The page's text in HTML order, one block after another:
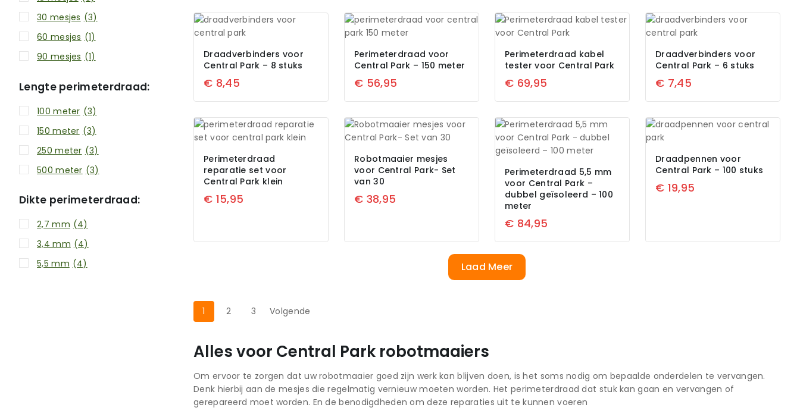
Draadverbinders voor
Central Park – 8 stuks
€ 8,45
Perimeterdraad voor
Central Park – 150 meter
€ 56,95
Perimeterdraad kabel
tester voor Central Park
€ 69,95
Draadverbinders voor
Central Park – 6 stuks
€ 7,45
Perimeterdraad
reparatie set voor
Central Park klein
€ 15,95
Robotmaaier mesjes
voor Central Park- Set
van 30
€ 38,95
Perimeterdraad 5,5 mm
voor Central Park –
dubbel geïsoleerd – 100
meter
€ 84,95
Draadpennen voor
Central Park – 100 stuks
€ 19,95
Laad Meer
1 2 3 Volgende
Alles voor Central Park robotmaaiers
Om ervoor te zorgen dat uw robotmaaier goed zijn werk kan blijven doen, is het soms nodig om bepaalde onderdelen te vervangen.
Denk hierbij aan de mesjes die regelmatig vernieuw moeten worden. Het perimeterdraad dat stuk kan gaan en vervangen of
gerepareerd moet worden. En de benodigdheden om deze reparaties uit te kunnen voeren
30 mesjes (3)
60 mesjes (1)
90 mesjes (1)
Lengte perimeterdraad:
100 meter (3)
150 meter (3)
250 meter (3)
500 meter (3)
Dikte perimeterdraad:
2,7 mm (4)
3,4 mm (4)
5,5 mm (4)